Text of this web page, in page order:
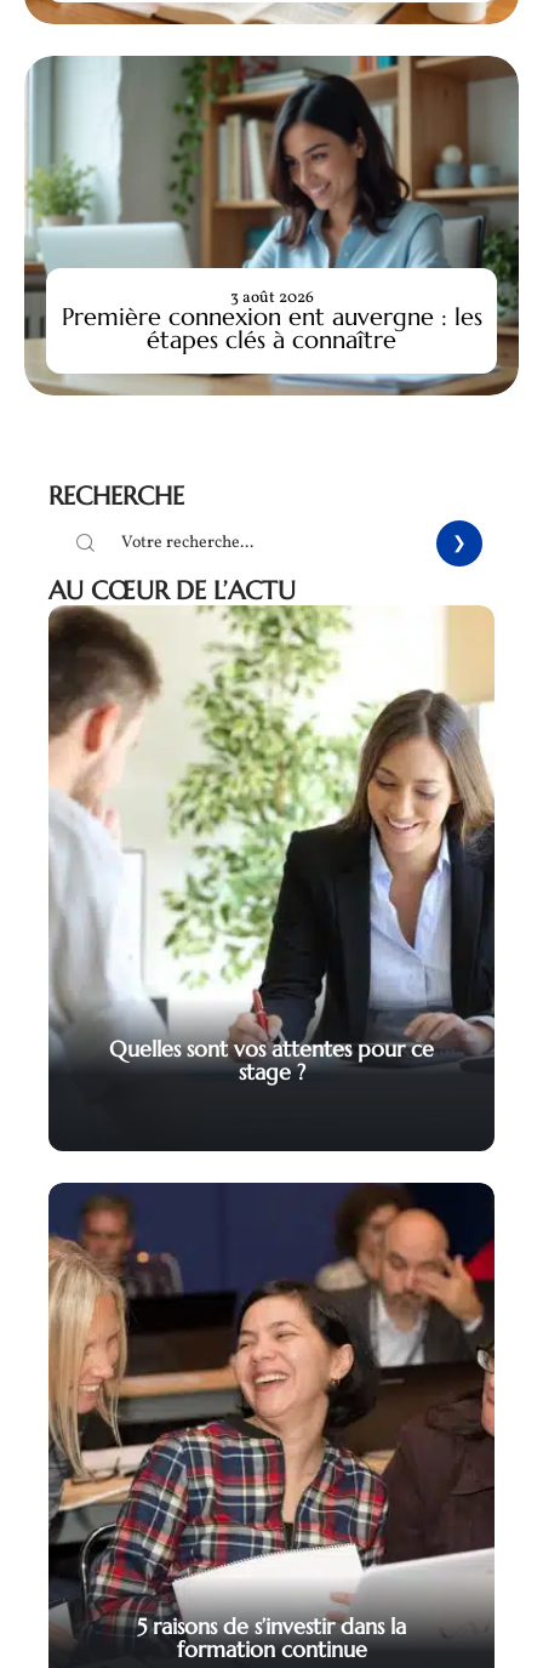
Première connexion ent auvergne : les
étapes clés à connaître
3 août 2026
RECHERCHE
AU CŒUR DE L’ACTU
Quelles sont vos attentes pour ce
stage ?
5 raisons de s’investir dans la
formation continue